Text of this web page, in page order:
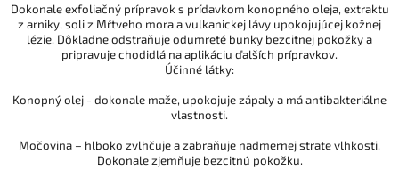
Dokonale exfoliačný prípravok s prídavkom konopného oleja, extraktu
z arniky, soli z Mŕtveho mora a vulkanickej lávy upokojujúcej kožnej
lézie. Dôkladne odstraňuje odumreté bunky bezcitnej pokožky a
pripravuje chodidlá na aplikáciu ďalších prípravkov.
Účinné látky:
Konopný olej - dokonale maže, upokojuje zápaly a má antibakteriálne
vlastnosti.
Močovina – hlboko zvlhčuje a zabraňuje nadmernej strate vlhkosti.
Dokonale zjemňuje bezcitnú pokožku.